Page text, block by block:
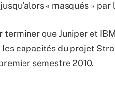
« masqués » par
terminer que Juniper et
capacités du projet
semestre 2010.